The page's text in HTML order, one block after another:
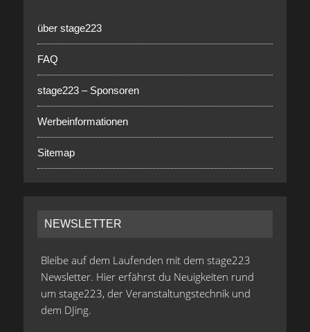
über stage223
FAQ
stage223 – Sponsoren
Werbeinformationen
Sitemap
NEWSLETTER
Bleibe auf dem Laufenden mit dem stage223
Newsletter. Hier erfährst du Neuigkeiten rund
um stage223, der Veranstaltungstechnik und
dem DJing.